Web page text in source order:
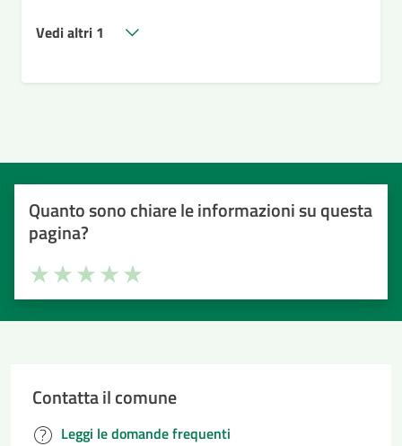
Vedi altri 1
Quanto sono chiare le informazioni su questa
pagina?
Valuta la chiarezza delle informazioni (da 1 a 5 stelle)
Seleziona il numero di stelle per valutare la chiarezza delle
Valuta 5 stelle su 5
Valuta 4 stelle su 5
Valuta 3 stelle su 5
Valuta 2 stelle su 5
Valuta 1 stelle su 5
Contatta il comune
Leggi le domande frequenti